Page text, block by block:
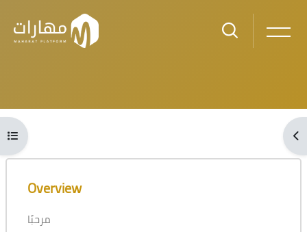
Skip to main content
Blocks
Open course index
Blocks
Skip [Cocoon] Course Overview
Overview
مرحبًا